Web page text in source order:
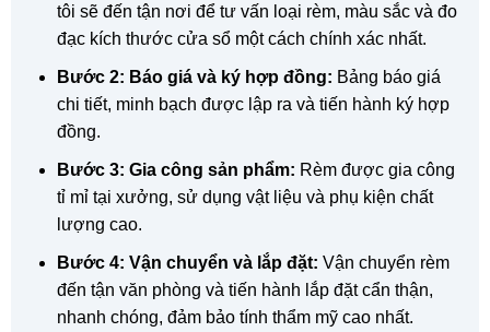
tôi sẽ đến tận nơi để tư vấn loại rèm, màu sắc và đo
đạc kích thước cửa sổ một cách chính xác nhất.
Bước 2: Báo giá và ký hợp đồng: Bảng báo giá
chi tiết, minh bạch được lập ra và tiến hành ký hợp
đồng.
Bước 3: Gia công sản phẩm: Rèm được gia công
tỉ mỉ tại xưởng, sử dụng vật liệu và phụ kiện chất
lượng cao.
Bước 4: Vận chuyển và lắp đặt: Vận chuyển rèm
đến tận văn phòng và tiến hành lắp đặt cẩn thận,
nhanh chóng, đảm bảo tính thẩm mỹ cao nhất.